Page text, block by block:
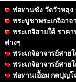
พ่อท่านซัง วัดวัวหลุง
พระบูชาพระเกจิอาจ
พระเกจิสายใต้ ราค
ต่างๆ
พระเกจิอาจารย์สาย
พระเกจิอาจารย์สาย
พ่อท่านเอื้อม กตปุญโ